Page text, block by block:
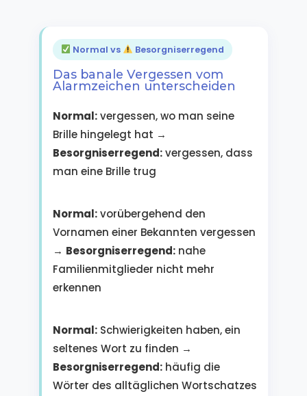
Normal vs Besorgniserregend
Das banale Vergessen vom
Alarmzeichen unterscheiden
Normal:vergessen, wo man seine
Brille hingelegt hat →
Besorgniserregend:vergessen, dass
man eine Brille trug
Normal:vorübergehend den
Vornamen einer Bekannten vergessen
→ Besorgniserregend:nahe
Familienmitglieder nicht mehr
erkennen
Normal:Schwierigkeiten haben, ein
seltenes Wort zu finden →
Besorgniserregend:häufig die
Wörter des alltäglichen Wortschatzes